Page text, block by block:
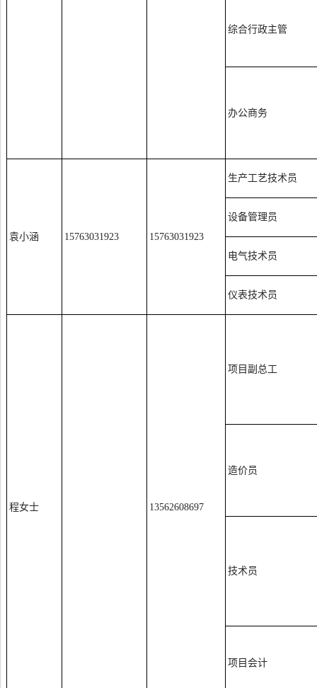
综合行政主管
办公商务
袁小涵 15763031923 15763031923
生产工艺技术员
设备管理员
电气技术员
仪表技术员
程女士 13562608697
项目副总工
造价员
技术员
项目会计